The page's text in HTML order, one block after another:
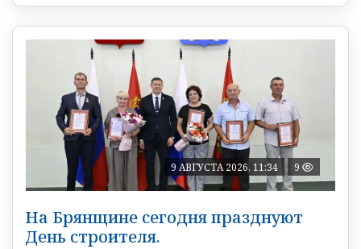
9 АВГУСТА 2026, 11:34 9
На Брянщине сегодня празднуют
День строителя.